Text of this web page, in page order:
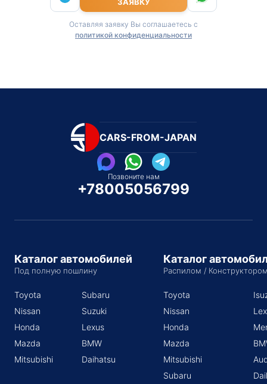
Оставляя заявку Вы соглашаетесь с
политикой конфиденциальности
CARS-FROM-JAPAN
Позвоните нам
+78005056799
Каталог автомобилей
Под полную пошлину
Toyota
Nissan
Honda
Mazda
Mitsubishi
Subaru
Suzuki
Lexus
BMW
Daihatsu
Каталог
Распилом /
Toyota
Nissan
Honda
Mazda
Mitsubishi
Subaru